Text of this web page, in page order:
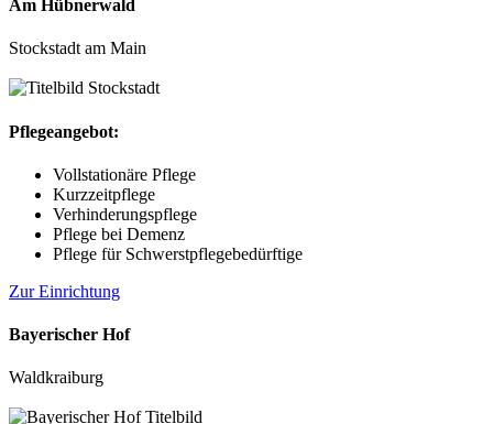
Am Hübnerwald
Stockstadt am Main
Pflegeangebot:
Vollstationäre Pflege
Kurzzeitpflege
Verhinderungspflege
Pflege bei Demenz
Pflege für Schwerstpflegebedürftige
Zur Einrichtung
Bayerischer Hof
Waldkraiburg